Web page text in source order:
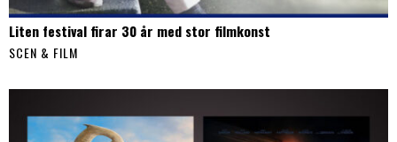
Liten festival firar 30 år med stor filmkonst
SCEN & FILM